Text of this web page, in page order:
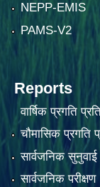
NEPP-EMIS
PAMS-V2
Reports
वार्षिक प्रगति
चौमासिक प्रगति
सार्वजनिक सुनुवाई
सार्वजनिक परीक्षण